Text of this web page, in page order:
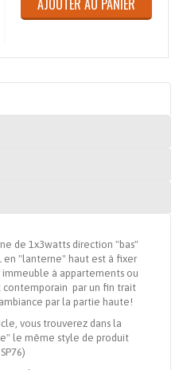
AJOUTER AU PANIER
de 1x3watts direction "bas"
en "lanterne" haut est à fixer
immeuble à appartements ou
contemporain par un fin trait
par la partie haute!
vous trouverez dans la
le même style de produit